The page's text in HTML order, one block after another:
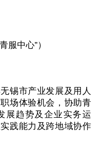
服中心”）
锡市产业发展及用人
场体验机会，协助青
展趋势及企业实务运
践能力及跨地域协作